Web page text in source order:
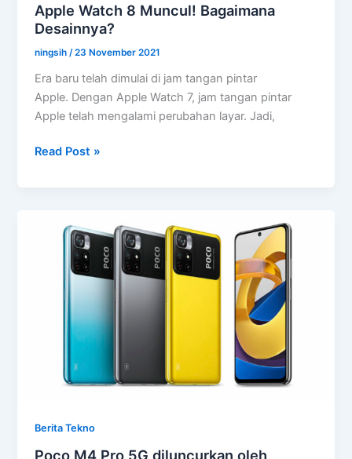
Apple Watch 8 Muncul! Bagaimana
Desainnya?
ningsih /23 November 2021
Era baru telah dimulai di jam tangan pintar
Apple. Dengan Apple Watch 7, jam tangan pintar
Apple telah mengalami perubahan layar. Jadi,
Apple
Bagaimana
Desainnya?
Read Post »
Berita Tekno
Poco M4 Pro 5G diluncurkan oleh